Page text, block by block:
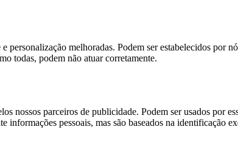
melhoradas. Podem ser estabelecidos por
todas, podem não atuar corretamente.
nossos parceiros de publicidade. Podem ser usados por
informações pessoais, mas são baseados na